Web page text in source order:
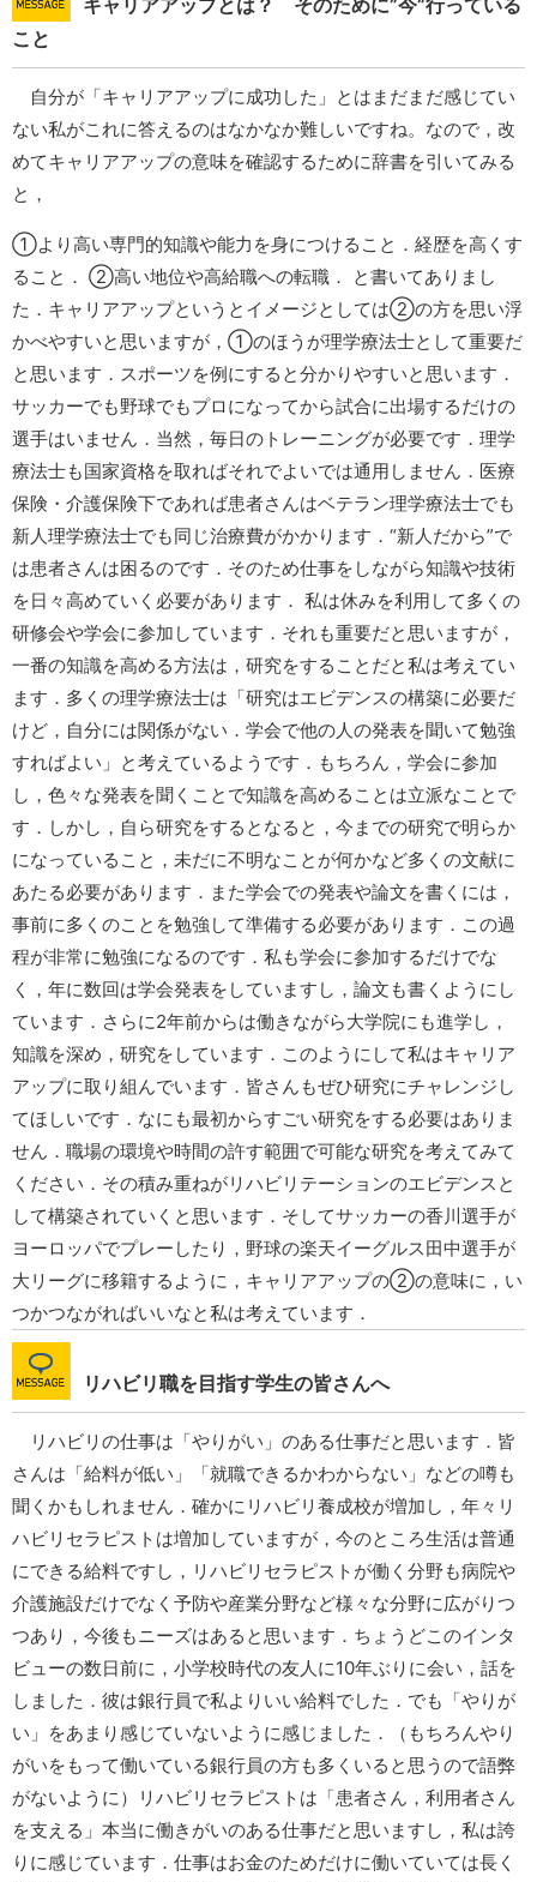
キャリアアップとは？ そのために”今”行っている
こと
自分が「キャリアアップに成功した」とはまだまだ感じてい
ない私がこれに答えるのはなかなか難しいですね。なので，改
めてキャリアアップの意味を確認するために辞書を引いてみる
と，
①より高い専門的知識や能力を身につけること．経歴を高くす
ること． ②高い地位や高給職への転職． と書いてありまし
た．キャリアアップというとイメージとしては②の方を思い浮
かべやすいと思いますが，①のほうが理学療法士として重要だ
と思います．スポーツを例にすると分かりやすいと思います．
サッカーでも野球でもプロになってから試合に出場するだけの
選手はいません．当然，毎日のトレーニングが必要です．理学
療法士も国家資格を取ればそれでよいでは通用しません．医療
保険・介護保険下であれば患者さんはベテラン理学療法士でも
新人理学療法士でも同じ治療費がかかります．“新人だから”で
は患者さんは困るのです．そのため仕事をしながら知識や技術
を日々高めていく必要があります． 私は休みを利用して多くの
研修会や学会に参加しています．それも重要だと思いますが，
一番の知識を高める方法は，研究をすることだと私は考えてい
ます．多くの理学療法士は「研究はエビデンスの構築に必要だ
けど，自分には関係がない．学会で他の人の発表を聞いて勉強
すればよい」と考えているようです．もちろん，学会に参加
し，色々な発表を聞くことで知識を高めることは立派なことで
す．しかし，自ら研究をするとなると，今までの研究で明らか
になっていること，未だに不明なことが何かなど多くの文献に
あたる必要があります．また学会での発表や論文を書くには，
事前に多くのことを勉強して準備する必要があります．この過
程が非常に勉強になるのです．私も学会に参加するだけでな
く，年に数回は学会発表をしていますし，論文も書くようにし
ています．さらに2年前からは働きながら大学院にも進学し，
知識を深め，研究をしています．このようにして私はキャリア
アップに取り組んでいます．皆さんもぜひ研究にチャレンジし
てほしいです．なにも最初からすごい研究をする必要はありま
せん．職場の環境や時間の許す範囲で可能な研究を考えてみて
ください．その積み重ねがリハビリテーションのエビデンスと
して構築されていくと思います．そしてサッカーの香川選手が
ヨーロッパでプレーしたり，野球の楽天イーグルス田中選手が
大リーグに移籍するように，キャリアアップの②の意味に，い
つかつながればいいなと私は考えています．
リハビリ職を目指す学生の皆さんへ
リハビリの仕事は「やりがい」のある仕事だと思います．皆
さんは「給料が低い」「就職できるかわからない」などの噂も
聞くかもしれません．確かにリハビリ養成校が増加し，年々リ
ハビリセラピストは増加していますが，今のところ生活は普通
にできる給料ですし，リハビリセラピストが働く分野も病院や
介護施設だけでなく予防や産業分野など様々な分野に広がりつ
つあり，今後もニーズはあると思います．ちょうどこのインタ
ビューの数日前に，小学校時代の友人に10年ぶりに会い，話を
しました．彼は銀行員で私よりいい給料でした．でも「やりが
い」をあまり感じていないように感じました．（もちろんやり
がいをもって働いている銀行員の方も多くいると思うので語弊
がないように）リハビリセラピストは「患者さん，利用者さん
を支える」本当に働きがいのある仕事だと思いますし，私は誇
りに感じています．仕事はお金のためだけに働いていては長く